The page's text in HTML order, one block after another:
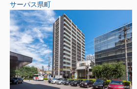
サーパス県町